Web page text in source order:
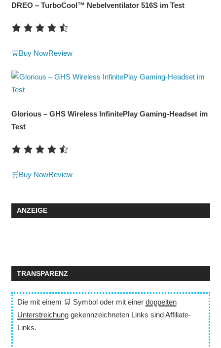
DREO – TurboCool™ Nebelventilator 516S im Test
🛒Buy NowReview
Glorious – GHS Wireless InfinitePlay Gaming-Headset im
Test
🛒Buy NowReview
ANZEIGE
TRANSPARENZ
Die mit einem 🛒 Symbol oder mit einer doppelten
Unterstreichunggekennzeichneten Links sind Affiliate-
Links.